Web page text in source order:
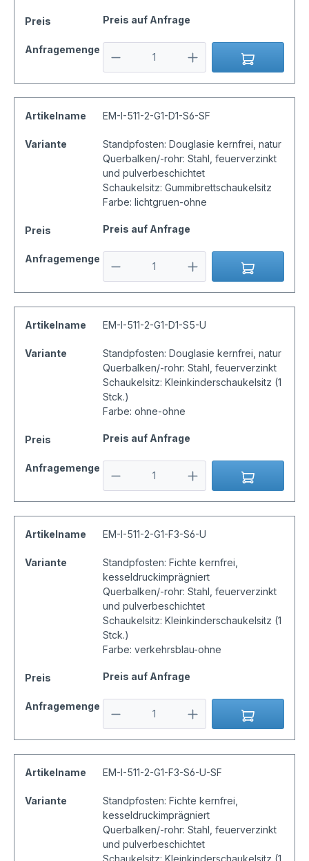
Preis Preis auf Anfrage
Anfragemenge
Artikelname EM-I-511-2-G1-D1-S6-SF
Variante
Standpfosten: Douglasie kernfrei, natur
Querbalken/-rohr: Stahl, feuerverzinkt
und pulverbeschichtet
Schaukelsitz: Gummibrettschaukelsitz
Farbe: lichtgruen-ohne
Preis Preis auf Anfrage
Anfragemenge
Artikelname EM-I-511-2-G1-D1-S5-U
Variante
Standpfosten: Douglasie kernfrei, natur
Querbalken/-rohr: Stahl, feuerverzinkt
Schaukelsitz: Kleinkinderschaukelsitz (1
Stck.)
Farbe: ohne-ohne
Preis Preis auf Anfrage
Anfragemenge
Artikelname EM-I-511-2-G1-F3-S6-U
Variante
Standpfosten: Fichte kernfrei,
kesseldruckimprägniert
Querbalken/-rohr: Stahl, feuerverzinkt
und pulverbeschichtet
Schaukelsitz: Kleinkinderschaukelsitz (1
Stck.)
Farbe: verkehrsblau-ohne
Preis Preis auf Anfrage
Anfragemenge
Artikelname EM-I-511-2-G1-F3-S6-U-SF
Variante
Standpfosten: Fichte kernfrei,
kesseldruckimprägniert
Querbalken/-rohr: Stahl, feuerverzinkt
und pulverbeschichtet